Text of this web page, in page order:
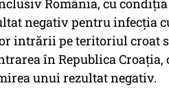
România, cu
negativ pentru infecția
intrării pe teritoriul croat
în Republica
unui rezultat negativ.